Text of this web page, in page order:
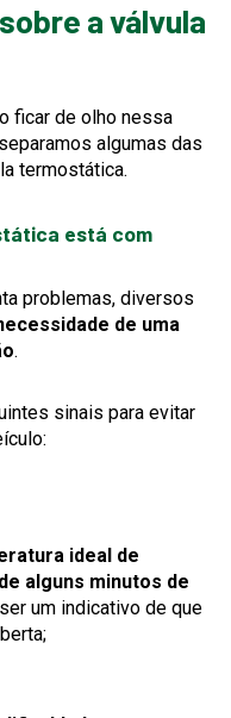
a válvula
ficar de olho nessa
algumas das
termostática.
está com
problemas, diversos
de uma
.
sinais para evitar
ideal de
alguns minutos de
um indicativo de que